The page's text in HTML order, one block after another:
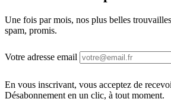
Une fois par mois, nos plus belles
spam, promis.
Votre adresse email
En vous inscrivant, vous acceptez de
Désabonnement en un clic, à tout moment.